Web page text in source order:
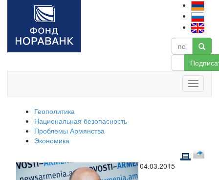
Геополитика
Национальная безопасность
Проблемы Армянства
Экономика
04.03.2015